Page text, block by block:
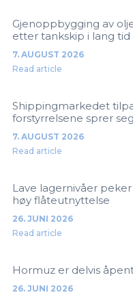
Gjenoppbygging av
etter tankskip i lang tid
7. AUGUST 2026
Read article
Shippingmarkedet
forstyrrelsene sprer seg
7. AUGUST 2026
Read article
Lave lagernivåer
høy flåteutnyttelse
26. JUNI 2026
Read article
Hormuz er delvis
26. JUNI 2026